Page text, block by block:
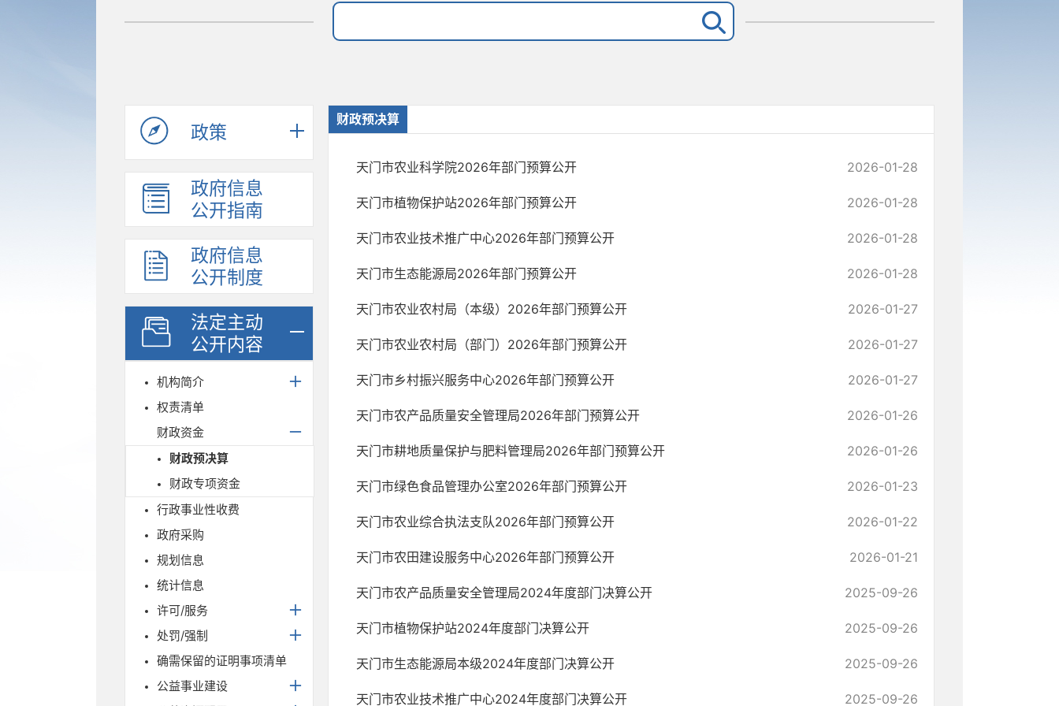
政策
政府信息
公开指南
政府信息
公开制度
法定主动
公开内容
机构简介
权责清单
财政资金
财政预决算
财政专项资金
行政事业性收费
政府采购
规划信息
统计信息
许可/服务
处罚/强制
确需保留的证明事项清单
公益事业建设
财政预决算
天门市农业科学院2026年部门预算公开 2026-01-28
天门市植物保护站2026年部门预算公开 2026-01-28
天门市农业技术推广中心2026年部门预算公开 2026-01-28
天门市生态能源局2026年部门预算公开 2026-01-28
天门市农业农村局（本级）2026年部门预算公开 2026-01-27
天门市农业农村局（部门）2026年部门预算公开 2026-01-27
天门市乡村振兴服务中心2026年部门预算公开 2026-01-27
天门市农产品质量安全管理局2026年部门预算公开 2026-01-26
天门市耕地质量保护与肥料管理局2026年部门预算公开 2026-01-26
天门市绿色食品管理办公室2026年部门预算公开 2026-01-23
天门市农业综合执法支队2026年部门预算公开 2026-01-22
天门市农田建设服务中心2026年部门预算公开 2026-01-21
天门市农产品质量安全管理局2024年度部门决算公开 2025-09-26
天门市植物保护站2024年度部门决算公开 2025-09-26
天门市生态能源局本级2024年度部门决算公开 2025-09-26
天门市农业技术推广中心2024年度部门决算公开 2025-09-26